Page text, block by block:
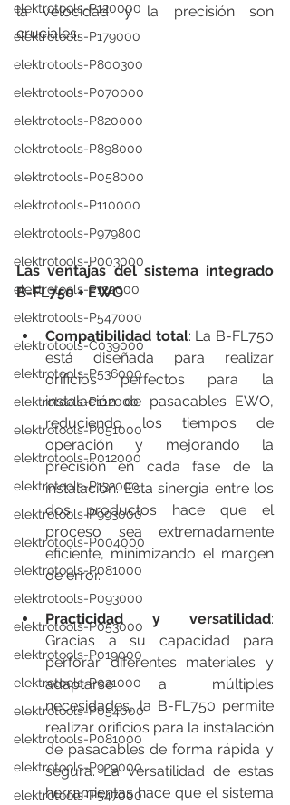
elektrotools-P120000
elektrotools-P179000
elektrotools-P800300
elektrotools-P070000
elektrotools-P820000
elektrotools-P898000
elektrotools-P058000
elektrotools-P110000
elektrotools-P979800
elektrotools-P003000
elektrotools-P122000
elektrotools-P547000
elektrotools-C039000
elektrotools-P536000
elektrotools-P112000
elektrotools-P051000
elektrotools-P012000
elektrotools-P132000
elektrotools-P993000
elektrotools-P004000
elektrotools-P081000
elektrotools-P093000
elektrotools-P053000
elektrotools-P019000
elektrotools-P021000
elektrotools-P054000
elektrotools-P081000
elektrotools-P929000
elektrotools-P547000
la velocidad y la precisión son
cruciales.
Las ventajas del sistema integrado
B-FL750 + EWO
Compatibilidad total: La B-FL750
está diseñada para realizar
orificios perfectos para la
instalación de pasacables EWO,
reduciendo los tiempos de
operación y mejorando la
precisión en cada fase de la
instalación. Esta sinergia entre los
dos productos hace que el
proceso sea extremadamente
eficiente, minimizando el margen
de error.
Practicidad y versatilidad:
Gracias a su capacidad para
perforar diferentes materiales y
adaptarse a múltiples
necesidades, la B-FL750 permite
realizar orificios para la instalación
de pasacables de forma rápida y
segura. La versatilidad de estas
herramientas hace que el sistema